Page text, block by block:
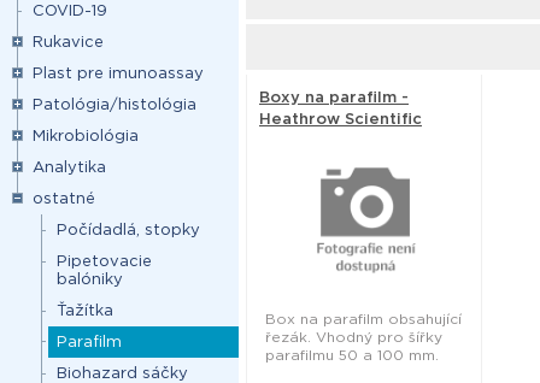
COVID-19
Rukavice
Plast pre imunoassay
Patológia/histológia
Mikrobiológia
Analytika
ostatné
Počídadlá, stopky
Pipetovacie
balóniky
Ťažítka
Parafilm
Biohazard sáčky
Boxy na parafilm -
Heathrow Scientific
Box na parafilm obsahující
řezák. Vhodný pro šířky
parafilmu 50 a 100 mm.